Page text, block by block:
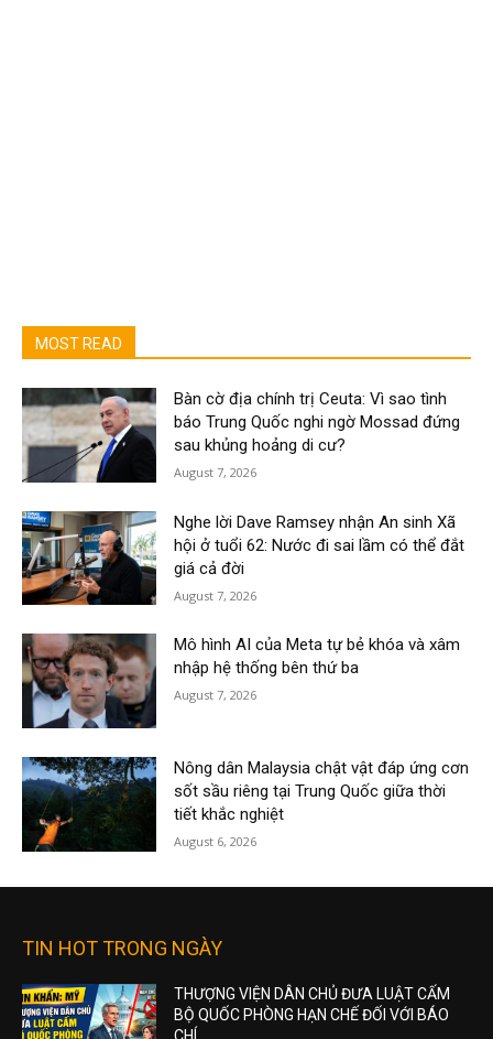
MOST READ
Bàn cờ địa chính trị Ceuta: Vì sao tình
báo Trung Quốc nghi ngờ Mossad đứng
sau khủng hoảng di cư?
August 7, 2026
Nghe lời Dave Ramsey nhận An sinh Xã
hội ở tuổi 62: Nước đi sai lầm có thể đắt
giá cả đời
August 7, 2026
Mô hình AI của Meta tự bẻ khóa và xâm
nhập hệ thống bên thứ ba
August 7, 2026
Nông dân Malaysia chật vật đáp ứng cơn
sốt sầu riêng tại Trung Quốc giữa thời
tiết khắc nghiệt
August 6, 2026
TIN HOT TRONG NGÀY
THƯỢNG VIỆN DÂN CHỦ ĐƯA LUẬT CẤM
BỘ QUỐC PHÒNG HẠN CHẾ ĐỐI VỚI BÁO
CHÍ